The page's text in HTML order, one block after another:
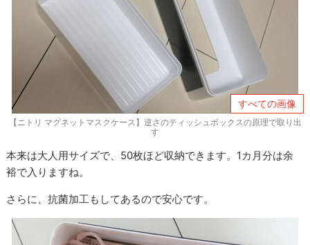
すべての画像
【ニトリ マグネットマスクケース】逆さのティッシュボックスの原理で取り出
す
本来は大人用サイズで、50枚ほど収納できます。1カ月分は余
裕で入りますね。
さらに、抗菌加工もしてあるので安心です。